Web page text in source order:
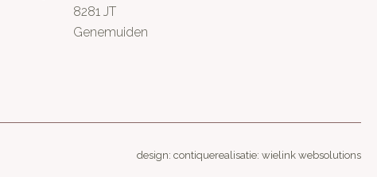
8281 JT
Genemuiden
design: contiquerealisatie: wielink websolutions